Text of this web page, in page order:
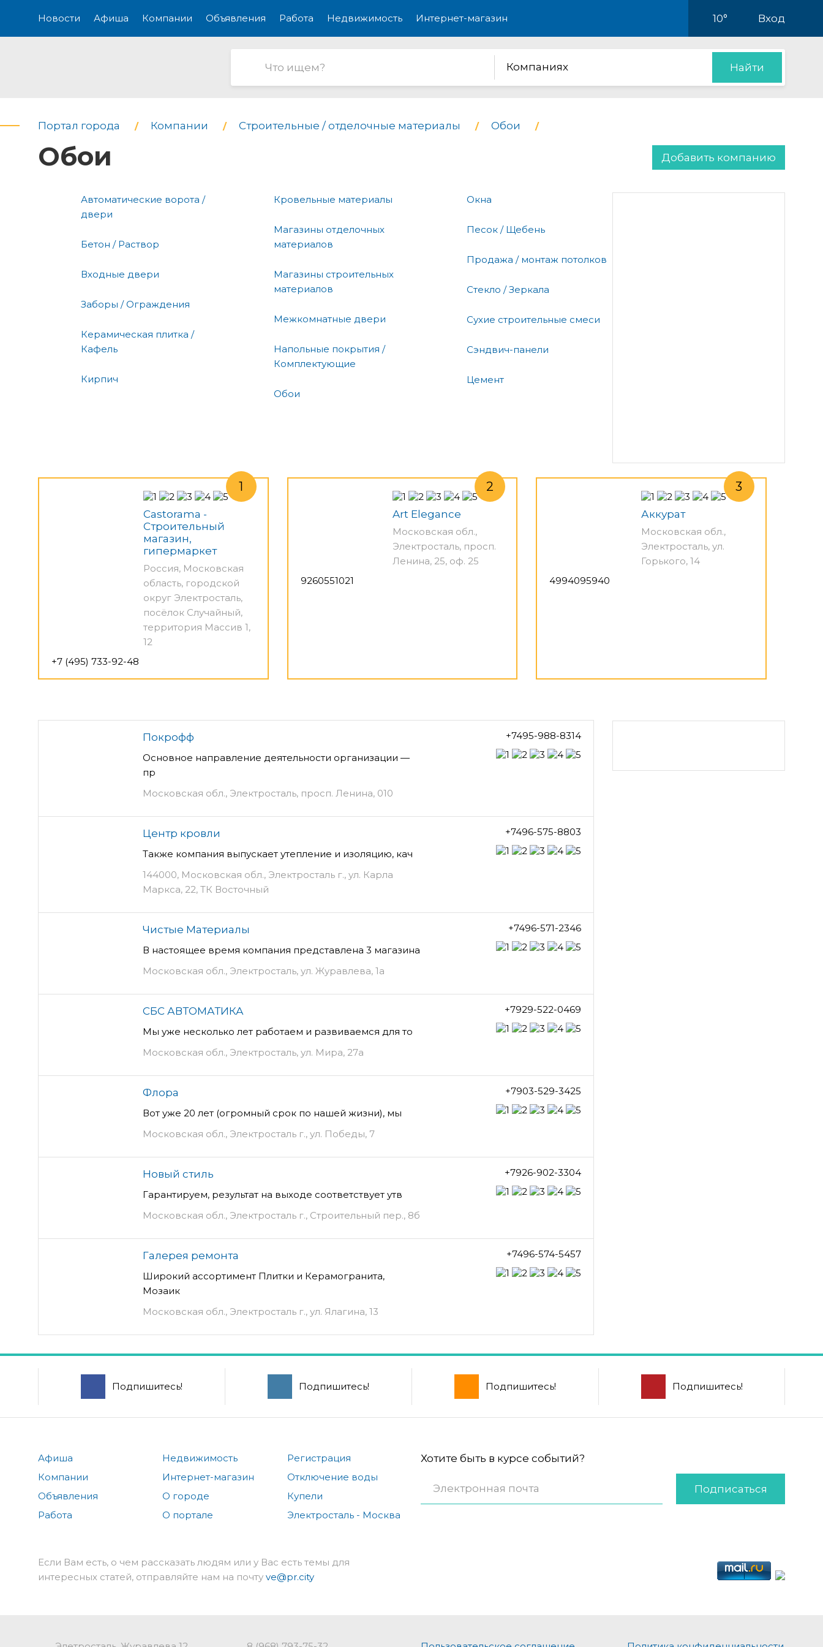
Новости Афиша Компании Объявления Работа Недвижимость Интернет-магазин 10° Вход
Компаниях Найти
Портал города Компании Строительные / отделочные материалы Обои
Обои Добавить компанию
Автоматические ворота /
двери
Бетон / Раствор
Входные двери
Заборы / Ограждения
Керамическая плитка /
Кафель
Кирпич
Кровельные материалы
Магазины отделочных
материалов
Магазины строительных
материалов
Межкомнатные двери
Напольные покрытия /
Комплектующие
Обои
Окна
Песок / Щебень
Продажа / монтаж потолков
Стекло / Зеркала
Сухие строительные смеси
Сэндвич-панели
Цемент
Castorama -
Строительный
магазин,
гипермаркет
Россия, Московская
область, городской
округ Электросталь,
посёлок Случайный,
территория Массив 1,
12
+7 (495) 733-92-48
Art Elegance
Московская обл.,
Электросталь, просп.
Ленина, 25, оф. 25
9260551021
Аккурат
Московская обл.,
Электросталь, ул.
Горького, 14
4994095940
Покрофф
Основное направление деятельности организации —
пр
Московская обл., Электросталь, просп. Ленина, 010
+7495-988-8314
Центр кровли
Также компания выпускает утепление и изоляцию, кач
144000, Московская обл., Электросталь г., ул. Карла
Маркса, 22, ТК Восточный
+7496-575-8803
Чистые Материалы
В настоящее время компания представлена 3 магазина
Московская обл., Электросталь, ул. Журавлева, 1а
+7496-571-2346
СБС АВТОМАТИКА
Мы уже несколько лет работаем и развиваемся для то
Московская обл., Электросталь, ул. Мира, 27а
+7929-522-0469
Флора
Вот уже 20 лет (огромный срок по нашей жизни), мы
Московская обл., Электросталь г., ул. Победы, 7
+7903-529-3425
Новый стиль
Гарантируем, результат на выходе соответствует утв
Московская обл., Электросталь г., Строительный пер., 8б
+7926-902-3304
Галерея ремонта
Широкий ассортимент Плитки и Керамогранита,
Мозаик
Московская обл., Электросталь г., ул. Ялагина, 13
+7496-574-5457
Подпишитесь! Подпишитесь! Подпишитесь! Подпишитесь!
Афиша
Компании
Объявления
Работа
Недвижимость
Интернет-магазин
О городе
О портале
Регистрация
Отключение воды
Купели
Электросталь - Москва
Хотите быть в курсе событий?
Подписаться
Если Вам есть, о чем рассказать людям или у Вас есть темы для
интересных статей, отправляйте нам на почту ve@pr.city